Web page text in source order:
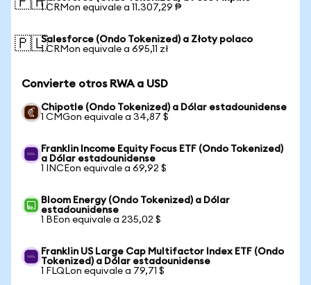
1 CRMon equivale a 11.307,29 ₱
🇵🇱Salesforce (Ondo Tokenized) a Złoty polaco
1 CRMon equivale a 695,11 zł
Convierte otros RWA a USD
Chipotle (Ondo Tokenized) a Dólar estadounidense
1 CMGon equivale a 34,87 $
Franklin Income Equity Focus ETF (Ondo Tokenized)
a Dólar estadounidense
1 INCEon equivale a 69,92 $
Bloom Energy (Ondo Tokenized) a Dólar
estadounidense
1 BEon equivale a 235,02 $
Franklin US Large Cap Multifactor Index ETF (Ondo
Tokenized) a Dólar estadounidense
1 FLQLon equivale a 79,71 $